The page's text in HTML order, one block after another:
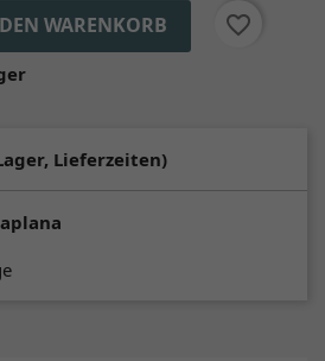
WARENKORB
favorite_border
Lieferzeiten)